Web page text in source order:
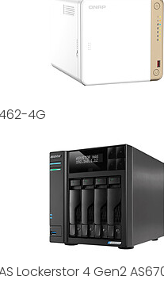
4G
Lockerstor 4 Gen2